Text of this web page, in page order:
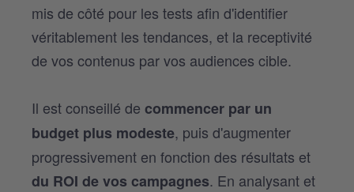
mis de côté pour les tests afin d'identifier
véritablement les tendances, et la receptivité
de vos contenus par vos audiences cible.
Il est conseillé de commencer par un
budget plus modeste, puis d'augmenter
progressivement en fonction des résultats et
du ROI de vos campagnes. En analysant et